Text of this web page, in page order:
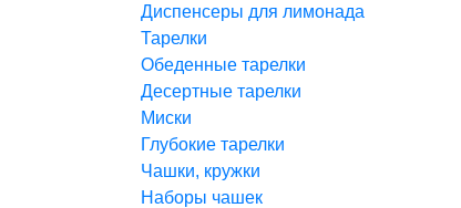
Диспенсеры для лимонада
Тарелки
Обеденные тарелки
Десертные тарелки
Миски
Глубокие тарелки
Чашки, кружки
Наборы чашек